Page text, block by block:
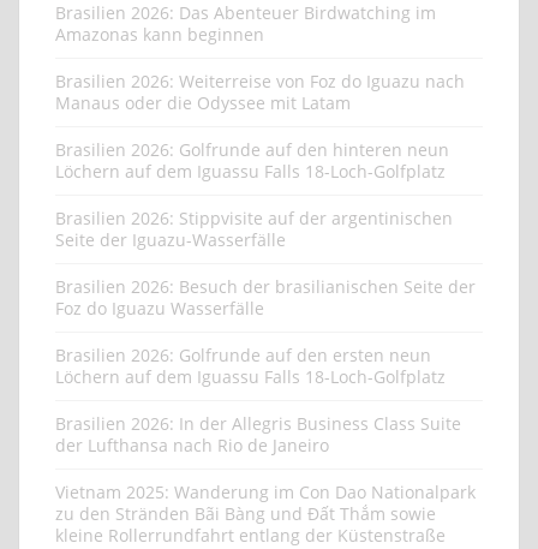
Brasilien 2026: Das Abenteuer Birdwatching im
Amazonas kann beginnen
Brasilien 2026: Weiterreise von Foz do Iguazu nach
Manaus oder die Odyssee mit Latam
Brasilien 2026: Golfrunde auf den hinteren neun
Löchern auf dem Iguassu Falls 18-Loch-Golfplatz
Brasilien 2026: Stippvisite auf der argentinischen
Seite der Iguazu-Wasserfälle
Brasilien 2026: Besuch der brasilianischen Seite der
Foz do Iguazu Wasserfälle
Brasilien 2026: Golfrunde auf den ersten neun
Löchern auf dem Iguassu Falls 18-Loch-Golfplatz
Brasilien 2026: In der Allegris Business Class Suite
der Lufthansa nach Rio de Janeiro
Vietnam 2025: Wanderung im Con Dao Nationalpark
zu den Stränden Bãi Bàng und Đất Thắm sowie
kleine Rollerrundfahrt entlang der Küstenstraße